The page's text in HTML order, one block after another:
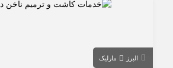
البرز مارلیک